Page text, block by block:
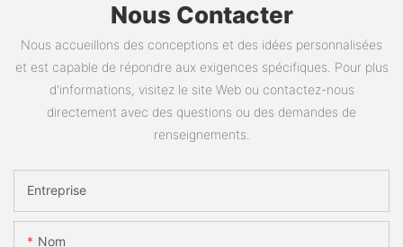
Nous Contacter
Nous accueillons des conceptions et des idées personnalisées
et est capable de répondre aux exigences spécifiques. Pour plus
d'informations, visitez le site Web ou contactez-nous
directement avec des questions ou des demandes de
renseignements.
Entreprise
Nom